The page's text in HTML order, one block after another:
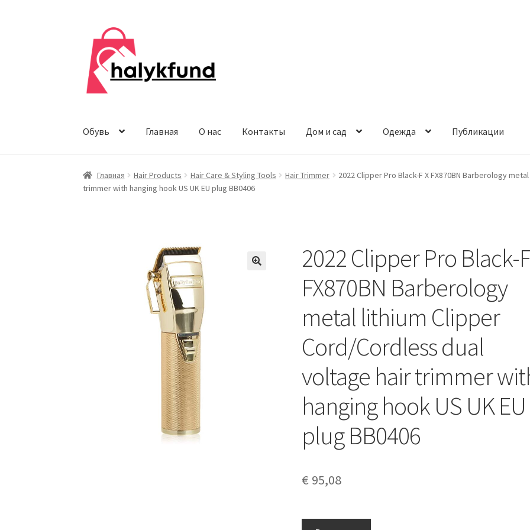
Перейти
навигации
Перейти
содержимому
Обувь Главная О нас Контакты Дом и сад Одежда Публикации
Главная Hair Products Hair Care & Styling Tools Hair Trimmer
2022 Clipper Pro Black-F X FX870BN Barberology
trimmer with hanging hook US UK EU plug BB0406
2022 Clipper Pro Black-
FX870BN Barberology
metal lithium Clipper
Cord/Cordless dual
voltage hair trimmer
hanging hook US UK EU
plug BB0406
€ 95,08